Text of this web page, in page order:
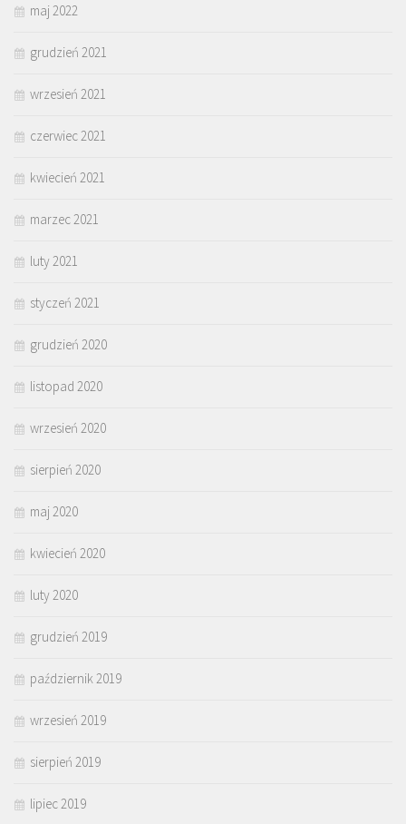
maj 2022
grudzień 2021
wrzesień 2021
czerwiec 2021
kwiecień 2021
marzec 2021
luty 2021
styczeń 2021
grudzień 2020
listopad 2020
wrzesień 2020
sierpień 2020
maj 2020
kwiecień 2020
luty 2020
grudzień 2019
październik 2019
wrzesień 2019
sierpień 2019
lipiec 2019